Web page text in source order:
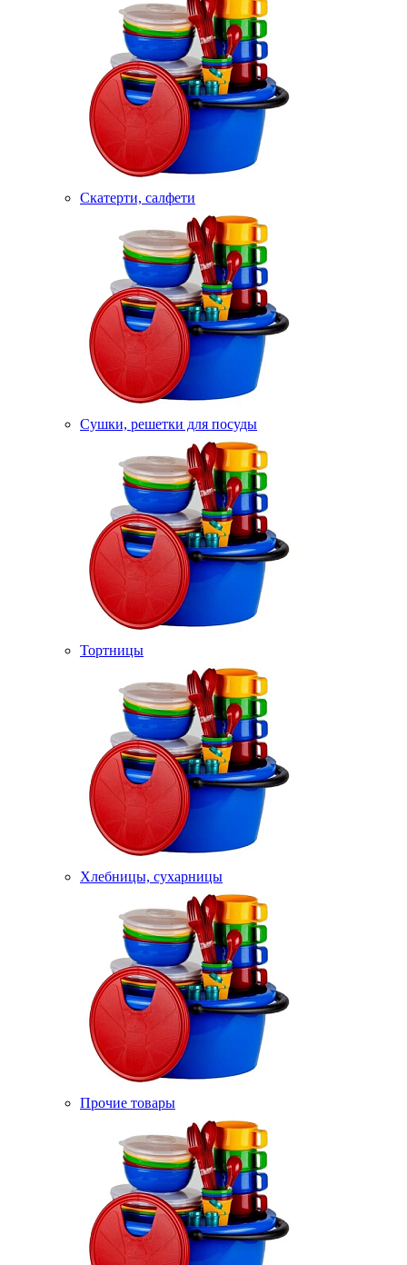
Скатерти, салфети
Сушки, решетки для посуды
Тортницы
Хлебницы, сухарницы
Прочие товары